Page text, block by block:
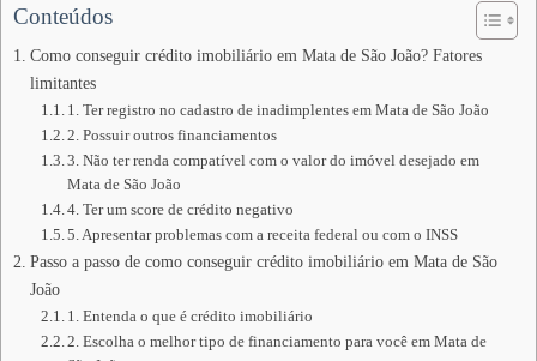
Conteúdos
Como conseguir crédito imobiliário em Mata de São João? Fatores
limitantes
1. Ter registro no cadastro de inadimplentes em Mata de São João
2. Possuir outros financiamentos
3. Não ter renda compatível com o valor do imóvel desejado em
Mata de São João
4. Ter um score de crédito negativo
5. Apresentar problemas com a receita federal ou com o INSS
Passo a passo de como conseguir crédito imobiliário em Mata de São
João
1. Entenda o que é crédito imobiliário
2. Escolha o melhor tipo de financiamento para você em Mata de